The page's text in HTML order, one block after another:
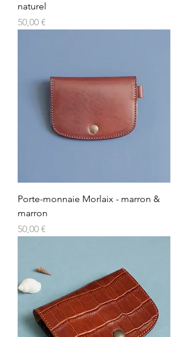
naturel
Prix
50,00 €
Porte-monnaie Morlaix - marron &
marron
Prix
50,00 €